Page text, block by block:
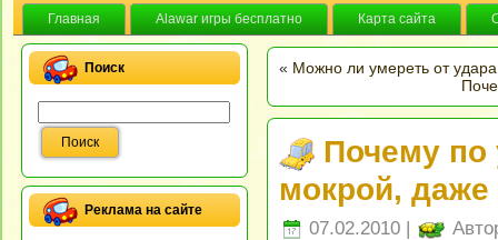
Главная Alawar игры бесплатно Карта сайта
Поиск
Реклама на сайте
« Можно ли умереть от
Почему по
мокрой,
07.02.2010 |